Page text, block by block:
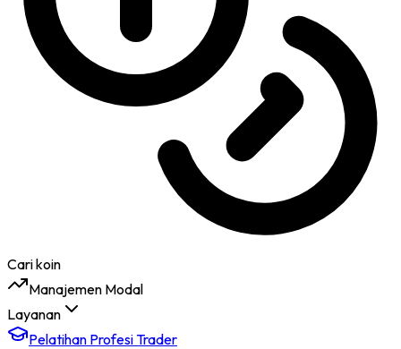
Cari koin
Manajemen Modal
Layanan
Pelatihan Profesi Trader